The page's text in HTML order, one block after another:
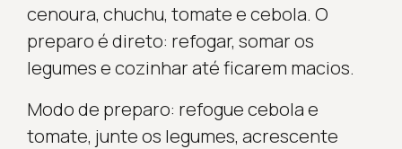
cenoura, chuchu, tomate e cebola. O
preparo é direto: refogar, somar os
legumes e cozinhar até ficarem macios.
Modo de preparo: refogue cebola e
tomate, junte os legumes, acrescente